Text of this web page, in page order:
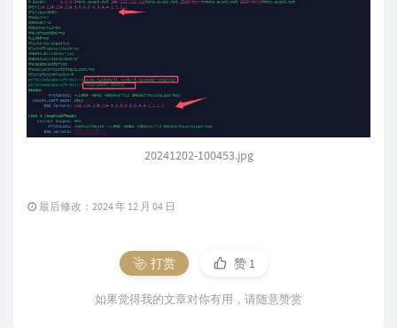
20241202-100453.jpg
最后修改：2024 年 12 月 04 日
打赏 赞 1
如果觉得我的文章对你有用，请随意赞赏